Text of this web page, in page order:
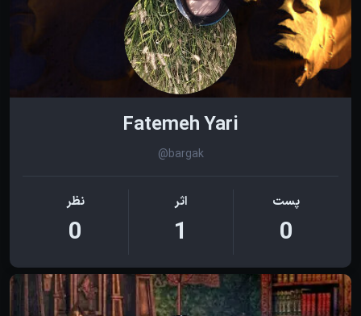
Fatemeh Yari
@bargak
پست
0
اثر
1
نظر
0